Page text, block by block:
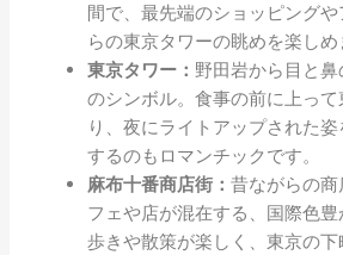
間で、最先端のショッピング
らの東京タワーの眺めを楽しめ
東京タワー： 野田岩から目と
のシンボル。食事の前に上っ
り、夜にライトアップされた
するのもロマンチックです。
麻布十番商店街： 昔ながらの
フェや店が混在する、国際色
歩きや散策が楽しく、東京の